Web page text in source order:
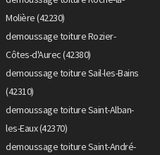
Molière (42230)
demoussage toiture Rozier-
Côtes-d'Aurec (42380)
demoussage toiture Sail-les-Bains
(42310)
demoussage toiture Saint-Alban-
les-Eaux (42370)
demoussage toiture Saint-André-